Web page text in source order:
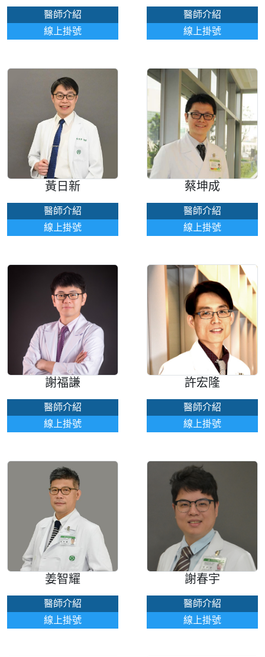
醫師介紹
線上掛號
醫師介紹
線上掛號
黃日新
醫師介紹
線上掛號
蔡坤成
醫師介紹
線上掛號
謝福謙
醫師介紹
線上掛號
許宏隆
醫師介紹
線上掛號
姜智耀
醫師介紹
線上掛號
謝春宇
醫師介紹
線上掛號